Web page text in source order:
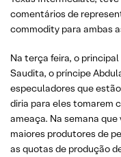
comentários de
commodity para ambas
Na terça feira, o
Saudita, o príncipe
especuladores que
diria para eles tomarem
ameaça. Na semana que
maiores produtores de
as quotas de produção